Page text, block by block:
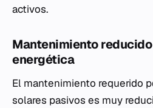
activos.
Mantenimiento
energética
El mantenimiento requerido
solares pasivos es muy